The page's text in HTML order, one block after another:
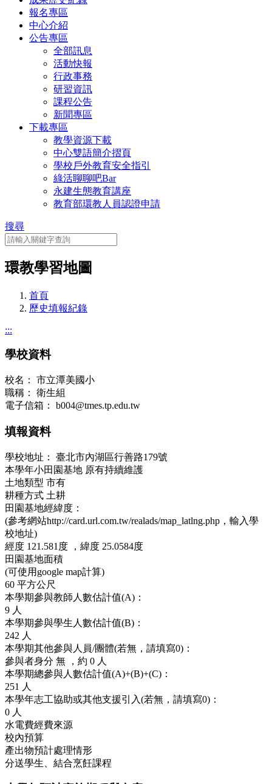
報名專區
中心介紹
公告專區
全部訊息
活動快報
行政事務
研習資訊
課程公告
新聞專區
下載專區
教學資源下載
中心雙語簡介摺頁
學校戶外教育安全指引
綠活聊聊吧Bar
永建生態教育講座
教育部環教人員認證申請
搜尋
環教學習地圖
首頁
歷史填報紀錄
:::
學校資料
校名：
市立潭美國小
職稱：
衛⽣組
電子信箱：
b004@tmes.tp.edu.tw
填報資料
學校地址：
臺北市內湖區⾏善路179號
本學年小田園基地 原有持續維護
土地類型 市有
耕種方式 土耕
田園基地經緯度：
(參考網站http://card.url.com.tw/realads/map_latlng.php，輸入學
校地址)
經度 121.581度 ， 緯度 25.0584度
田園基地面積
(可使用google map計算)
60 平方公尺
本學期參與教師人數估計值(A)：
9 人
本學期參與學生人數估計值(B)：
242 人
本學期其他參與人員/團體(若無，請填寫0)：
參與者身分 無 ，約 0 人
本學期總參與人數估計值(A)+(B)+(C)：
251 人
本學年志工協助或其他支援引入(若無，請填寫0)：
0 人
水電費經費來源
校內預算
產出物預計處理情形
分送學生、結合烹飪課程